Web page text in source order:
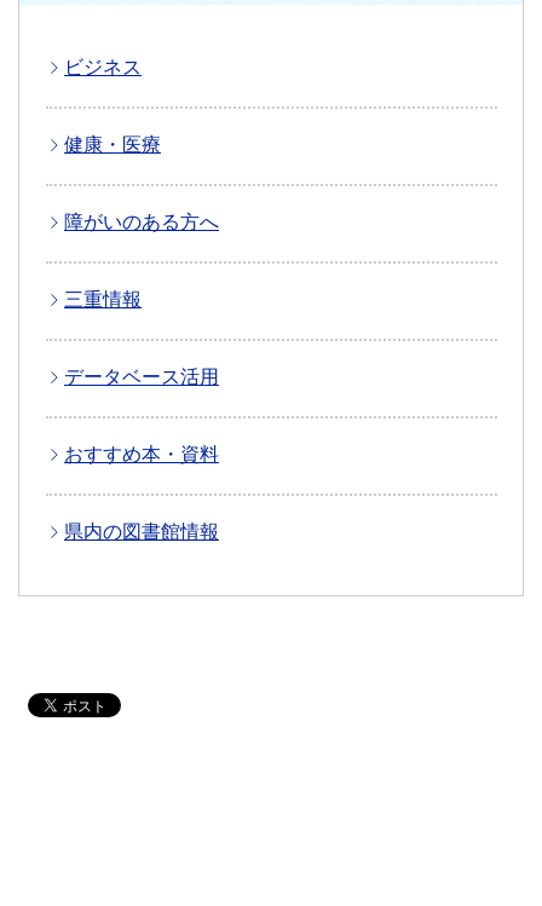
ビジネス
健康・医療
障がいのある方へ
三重情報
データベース活用
おすすめ本・資料
県内の図書館情報